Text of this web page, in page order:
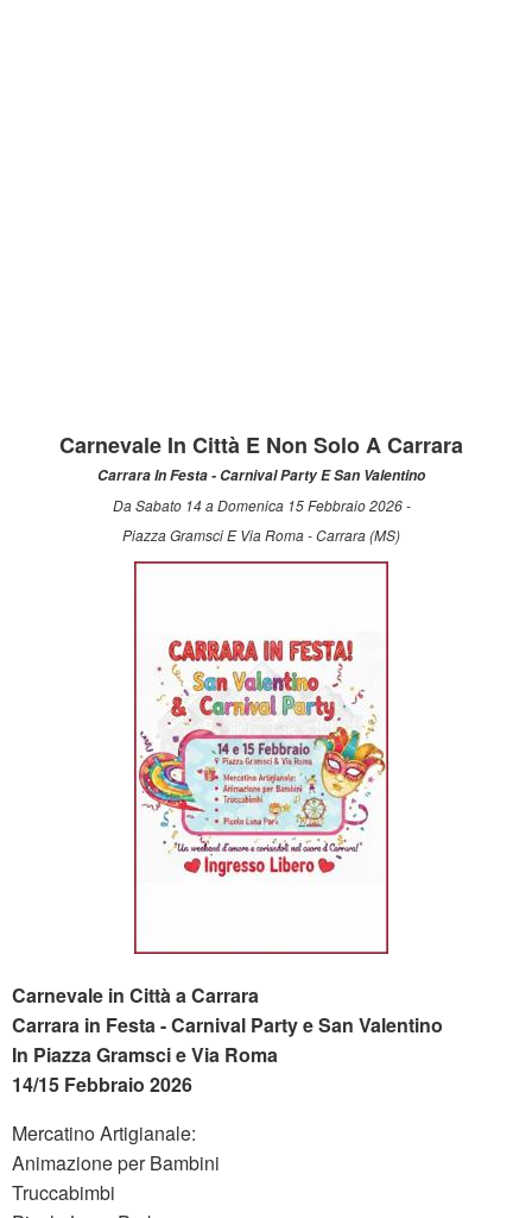
Carnevale In Città E Non Solo A Carrara
Carrara In Festa - Carnival Party E San Valentino
Da Sabato 14 a Domenica 15 Febbraio 2026 -
Piazza Gramsci E Via Roma - Carrara (MS)
Carnevale in Città a Carrara
Carrara in Festa - Carnival Party e San Valentino
In Piazza Gramsci e Via Roma
14/15 Febbraio 2026
Mercatino Artigianale:
Animazione per Bambini
Truccabimbi